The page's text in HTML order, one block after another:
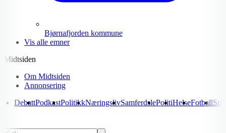
Bjørnafjorden kommune
Vis alle emner
Midtsiden
Om Midtsiden
Annonsering
DebattPodkastPolitikkNæringslivSamferdslePolitiHelseFotball